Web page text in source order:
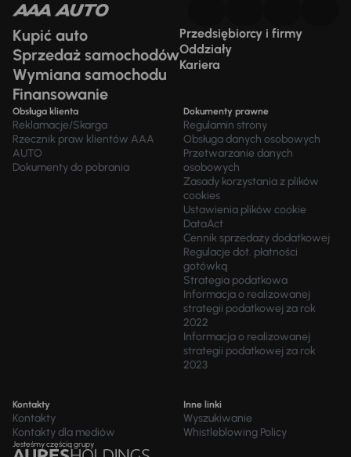
Kupić auto
Sprzedaż samochodów
Wymiana samochodu
Finansowanie
Przedsiębiorcy i firmy
Oddziały
Kariera
Obsługa klienta
Reklamacje/Skarga
Rzecznik praw klientów AAA
AUTO
Dokumenty do pobrania
Dokumenty prawne
Regulamin strony
Obsługa danych osobowych
Przetwarzanie danych
osobowych
Zasady korzystania z plików
cookies
Ustawienia plików cookie
DataAct
Cennik sprzedaży dodatkowej
Regulacje dot. płatności
gotówką
Strategia podatkowa
Informacja o realizowanej
strategii podatkowej za rok
2022
Informacja o realizowanej
strategii podatkowej za rok
2023
Kontakty
Kontakty
Kontakty dla mediów
Inne linki
Wyszukiwanie
Whistleblowing Policy
Jesteśmy częścią grupy